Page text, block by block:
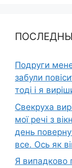
Подруги
забули
тоді і я
Свекруха
мої речі з
день
все. Ось як
Я випадково